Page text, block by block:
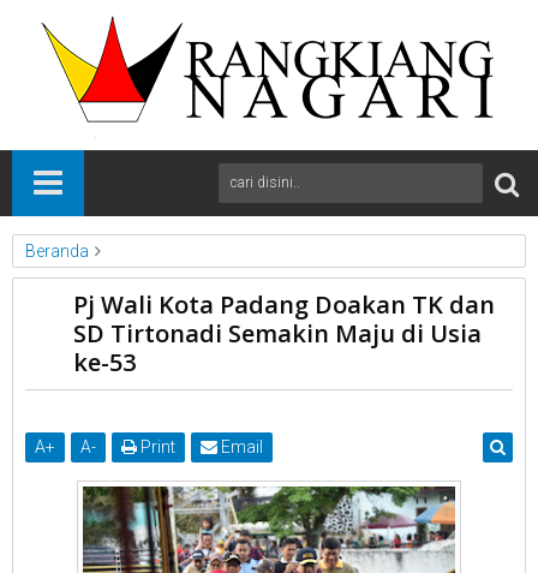
Beranda
News
Padang
Sumbar
Pj Wali Kota Padang Doakan TK dan SD Tirtonadi Semakin Maju
di Usia ke-53
Pj Wali Kota Padang Doakan TK dan
SD Tirtonadi Semakin Maju di Usia
ke-53
A+ A- Print Email